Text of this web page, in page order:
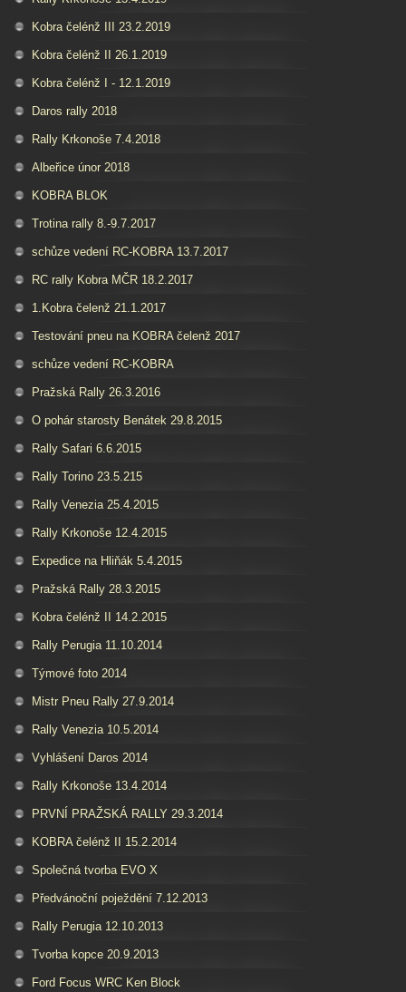
Kobra čelénž III 23.2.2019
Kobra čelénž II 26.1.2019
Kobra čelénž I - 12.1.2019
Daros rally 2018
Rally Krkonoše 7.4.2018
Albeřice únor 2018
KOBRA BLOK
Trotina rally 8.-9.7.2017
schůze vedení RC-KOBRA 13.7.2017
RC rally Kobra MČR 18.2.2017
1.Kobra čelenž 21.1.2017
Testování pneu na KOBRA čelenž 2017
schůze vedení RC-KOBRA
Pražská Rally 26.3.2016
O pohár starosty Benátek 29.8.2015
Rally Safari 6.6.2015
Rally Torino 23.5.215
Rally Venezia 25.4.2015
Rally Krkonoše 12.4.2015
Expedice na Hliňák 5.4.2015
Pražská Rally 28.3.2015
Kobra čelénž II 14.2.2015
Rally Perugia 11.10.2014
Týmové foto 2014
Mistr Pneu Rally 27.9.2014
Rally Venezia 10.5.2014
Vyhlášení Daros 2014
Rally Krkonoše 13.4.2014
PRVNÍ PRAŽSKÁ RALLY 29.3.2014
KOBRA čelénž II 15.2.2014
Společná tvorba EVO X
Předvánoční poježdění 7.12.2013
Rally Perugia 12.10.2013
Tvorba kopce 20.9.2013
Ford Focus WRC Ken Block